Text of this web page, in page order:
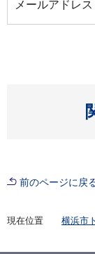
メールアドレス
前のページに戻
現在位置 横浜市
夜間・